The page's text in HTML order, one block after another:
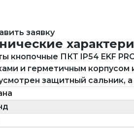
заявку
кнопочные ПКТ IP54 EKF
и герметичным корпусом
защитный сальник,